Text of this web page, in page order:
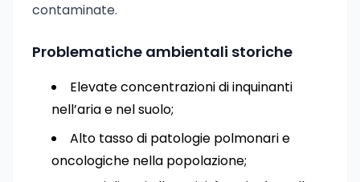
contaminate.
Problematiche ambientali storiche
Elevate concentrazioni di inquinanti
nell’aria e nel suolo;
Alto tasso di patologie polmonari e
oncologiche nella popolazione;